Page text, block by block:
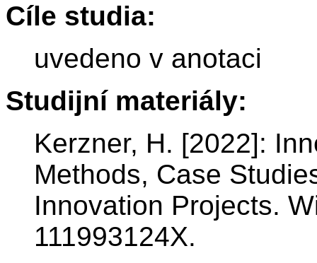
Cíle studia:
uvedeno v anotaci
Studijní materiály:
Kerzner, H. [2022]:
Methods, Case
Innovation Projects.
111993124X.